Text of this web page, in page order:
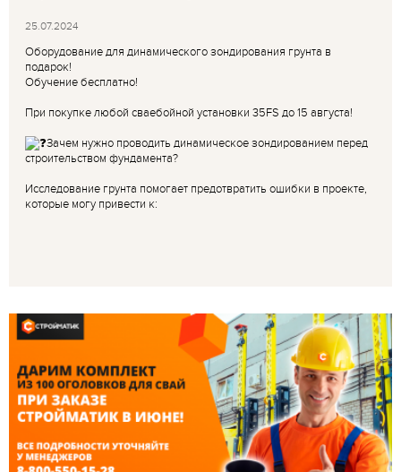
25.07.2024
Оборудование для динамического зондирования грунта в
подарок!
Обучение бесплатно!
При покупке любой сваебойной установки 35FS до 15 августа!
Зачем нужно проводить динамическое зондированием перед
строительством фундамента?
Исследование грунта помогает предотвратить ошибки в проекте,
которые могу привести к: